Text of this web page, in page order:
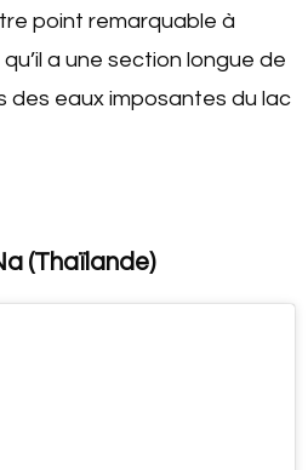
point remarquable à
a une section longue de
des eaux imposantes du lac
(Thaïlande)